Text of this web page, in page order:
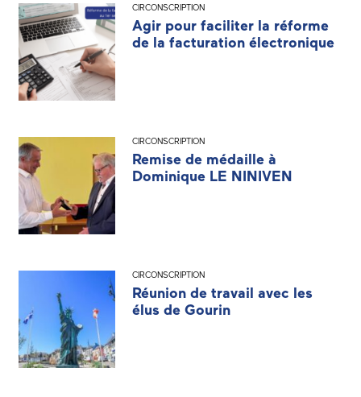
CIRCONSCRIPTION
Agir pour faciliter la réforme
de la facturation électronique
CIRCONSCRIPTION
Remise de médaille à
Dominique LE NINIVEN
CIRCONSCRIPTION
Réunion de travail avec les
élus de Gourin